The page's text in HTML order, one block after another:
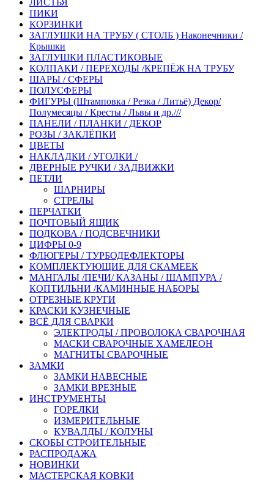
ЛИСТЬЯ
ПИКИ
КОРЗИНКИ
ЗАГЛУШКИ НА ТРУБУ ( СТОЛБ ) Наконечники /
Крышки
ЗАГЛУШКИ ПЛАСТИКОВЫЕ
КОЛПАКИ / ПЕРЕХОДЫ /КРЕПЁЖ НА ТРУБУ
ШАРЫ / СФЕРЫ
ПОЛУСФЕРЫ
ФИГУРЫ (Штамповка / Резка / Литьё) Декор/
Полумесяцы / Кресты / Львы и др.///
ПАНЕЛИ / ПЛАНКИ / ДЕКОР
РОЗЫ / ЗАКЛЁПКИ
ЦВЕТЫ
НАКЛАДКИ / УГОЛКИ /
ДВЕРНЫЕ РУЧКИ / ЗАДВИЖКИ
ПЕТЛИ
ШАРНИРЫ
СТРЕЛЫ
ПЕРЧАТКИ
ПОЧТОВЫЙ ЯЩИК
ПОДКОВА / ПОДСВЕЧНИКИ
ЦИФРЫ 0-9
ФЛЮГЕРЫ / ТУРБОДЕФЛЕКТОРЫ
КОМПЛЕКТУЮЩИЕ ДЛЯ СКАМЕЕК
МАНГАЛЫ /ПЕЧИ/ КАЗАНЫ / ШАМПУРА /
КОПТИЛЬНИ /КАМИННЫЕ НАБОРЫ
ОТРЕЗНЫЕ КРУГИ
КРАСКИ КУЗНЕЧНЫЕ
ВСЁ ДЛЯ СВАРКИ
ЭЛЕКТРОДЫ / ПРОВОЛОКА СВАРОЧНАЯ
МАСКИ СВАРОЧНЫЕ ХАМЕЛЕОН
МАГНИТЫ СВАРОЧНЫЕ
ЗАМКИ
ЗАМКИ НАВЕСНЫЕ
ЗАМКИ ВРЕЗНЫЕ
ИНСТРУМЕНТЫ
ГОРЕЛКИ
ИЗМЕРИТЕЛЬНЫЕ
КУВАЛДЫ / КОЛУНЫ
СКОБЫ СТРОИТЕЛЬНЫЕ
РАСПРОДАЖА
НОВИНКИ
МАСТЕРСКАЯ КОВКИ